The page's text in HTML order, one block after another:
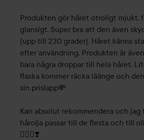
Produkten gör håret otroligt mjukt,
glansigt. Super bra att den även
(upp till 230 grader). Håret känns
efter användning. Produkten är
bara några droppar till hela håret.
flaska kommer räcka läänge och
sin prislapp💸
Kan absolut rekommendera och jag
hårolja passar till de flesta och till
💆🏼‍♀️❣️